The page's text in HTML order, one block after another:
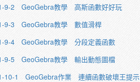
9-2 GeoGebra教學 高斯函數好好玩
9-3 GeoGebra教學 數值滑桿
9-4 GeoGebra教學 分段定義函數
9-5 GeoGebra教學 輸出動態圖檔
10-1 GeoGebra作業 連續函數破壞王提示